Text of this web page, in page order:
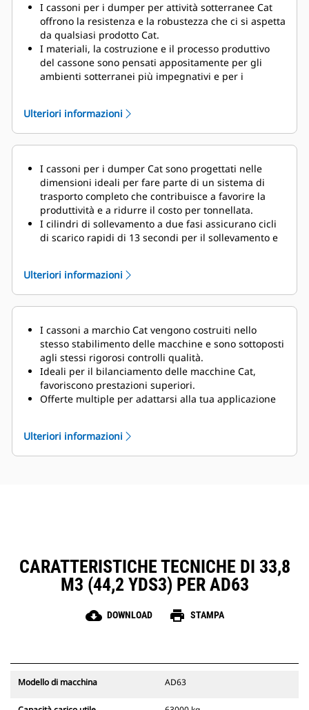
I cassoni per i dumper per attività sotterranee Cat
offrono la resistenza e la robustezza che ci si aspetta
da qualsiasi prodotto Cat.
I materiali, la costruzione e il processo produttivo
del cassone sono pensati appositamente per gli
ambienti sotterranei più impegnativi e per i
Ulteriori informazioni
I cassoni per i dumper Cat sono progettati nelle
dimensioni ideali per fare parte di un sistema di
trasporto completo che contribuisce a favorire la
produttività e a ridurre il costo per tonnellata.
I cilindri di sollevamento a due fasi assicurano cicli
di scarico rapidi di 13 secondi per il sollevamento e
componenti alla fine del ciclo di abbassamento.
Il sistema TPMS (Truck Payload Management System)
a richiesta consente di gestire i carichi utili
modo eccessivo o insufficiente.Un semplice display
in cabina fornisce agli operatori informazioni
accurate sul carico utile affinché possano caricare i
dumper con la giusta quantità di materiale,ogni
volta. La tabelle digitali relative al carico utile
offrono un display esterno affinché gli operatori
della benna, per passate più efficienti. I display su
entrambi i lati offrono agli operatori chiara visibilità,
una funzione auto-dimming e una maggiore
Ulteriori informazioni
I cassoni a marchio Cat vengono costruiti nello
stesso stabilimento delle macchine e sono sottoposti
agli stessi rigorosi controlli qualità.
Ideali per il bilanciamento delle macchine Cat,
favoriscono prestazioni superiori.
Offerte multiple per adattarsi alla tua applicazione
di dealer globale Cat.
Ulteriori informazioni
CARATTERISTICHE TECNICHE DI 33,8
M3 (44,2 YDS3) PER AD63
cloud_download DOWNLOAD print STAMPA
Modello di macchina AD63